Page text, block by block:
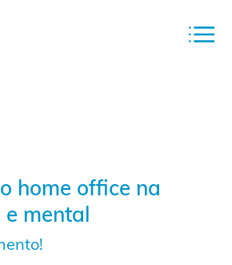
home office na
mental